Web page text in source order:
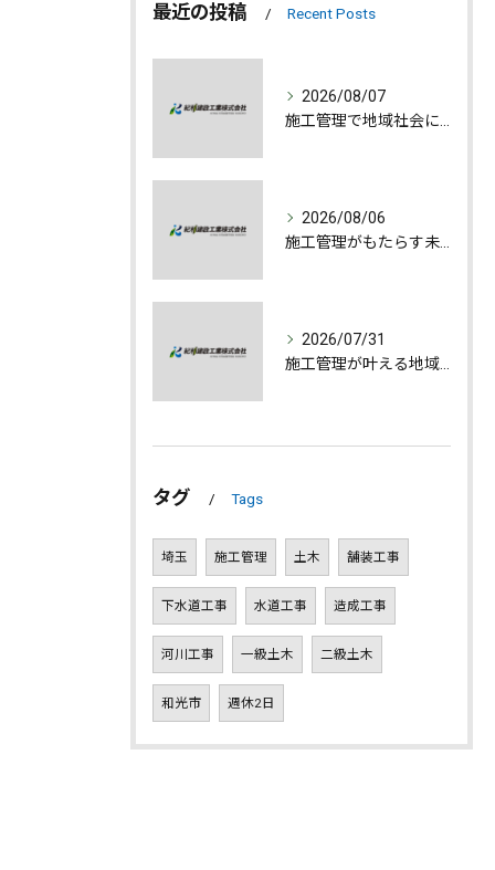
最近の投稿 Recent Posts
2026/08/07
2026/08/06
2026/07/31
タグ Tags
埼玉 施工管理 土木 舗装工事
下水道工事 水道工事 造成工事
河川工事 一級土木 二級土木
和光市 週休2日